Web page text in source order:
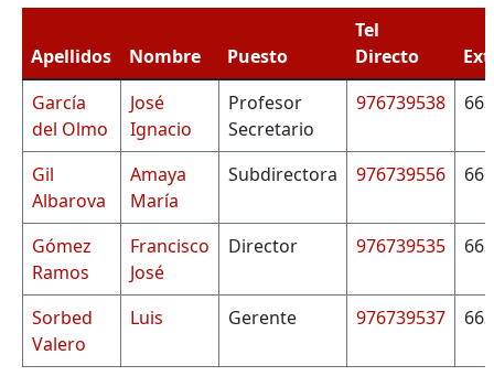
Apellidos Nombre Puesto
Tel
Directo
García
del Olmo
José
Ignacio
Profesor
Secretario
976739538
Gil
Albarova
Amaya
María
Subdirectora 976739556
Gómez
Ramos
Francisco
José
Director 976739535
Sorbed
Valero
Luis Gerente 976739537